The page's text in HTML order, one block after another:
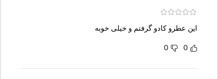
این عطرو کادو گرفتم و خیلی خوبه
0
0